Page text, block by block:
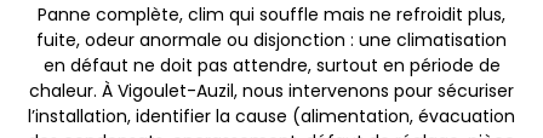
Panne complète, clim qui souffle mais ne refroidit plus,
fuite, odeur anormale ou disjonction : une climatisation
en défaut ne doit pas attendre, surtout en période de
chaleur. À Vigoulet-Auzil, nous intervenons pour sécuriser
l’installation, identifier la cause (alimentation, évacuation